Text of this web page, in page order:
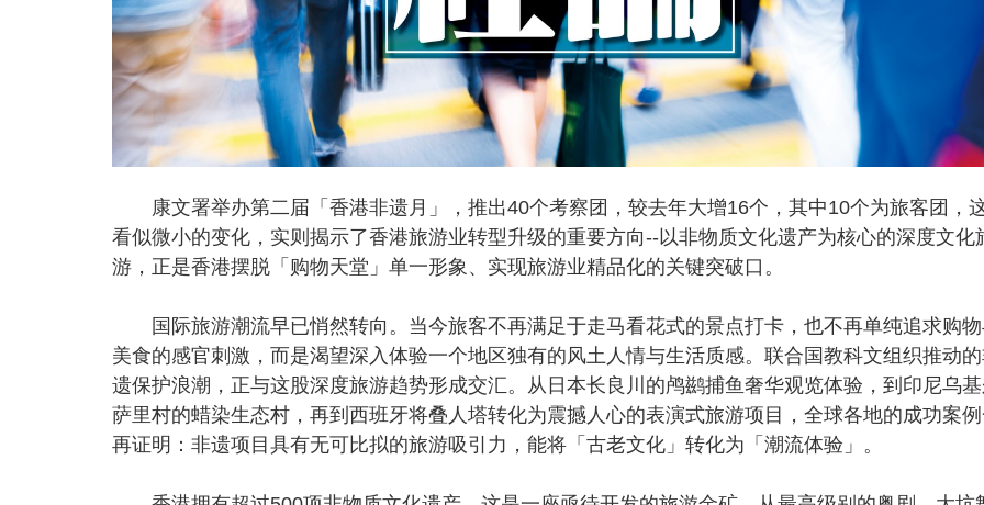
康文署举办第二届「香港非遗月」，推出40个考察团，较去年大增16个，其中10个为旅客团，
看似微小的变化，实则揭示了香港旅游业转型升级的重要方向--以非物质文化遗产为核心的深度文化
游，正是香港摆脱「购物天堂」单一形象、实现旅游业精品化的关键突破口。
国际旅游潮流早已悄然转向。当今旅客不再满足于走马看花式的景点打卡，也不再单纯追求购
美食的感官刺激，而是渴望深入体验一个地区独有的风土人情与生活质感。联合国教科文组织推动
遗保护浪潮，正与这股深度旅游趋势形成交汇。从日本长良川的鸬鹚捕鱼奢华观览体验，到印尼乌
萨里村的蜡染生态村，再到西班牙将叠人塔转化为震撼人心的表演式旅游项目，全球各地的成功案
再证明：非遗项目具有无可比拟的旅游吸引力，能将「古老文化」转化为「潮流体验」。